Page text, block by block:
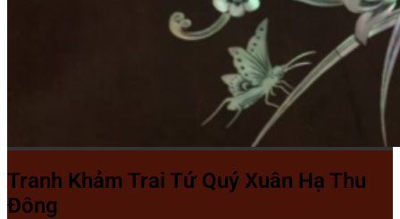
Tranh Khảm Trai Tứ Quý Xuân Hạ Thu
Đông